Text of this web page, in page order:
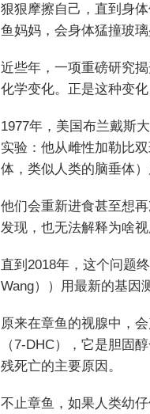
狠狠摩擦自己，直到身
鱼妈妈，会身体猛撞玻
近些年，一项重磅研究
化学变化。正是这种变
1977年，美国布兰戴斯
实验：他从雌性加勒比
体，类似人类的脑垂体
他们会重新进食甚至想
发现，也无法解释为啥
直到2018年，这个问题
Wang））用最新的基因
原来在章鱼的视腺中，
（7-DHC），它是胆固
残死亡的主要原因。
不止章鱼，如果人类幼